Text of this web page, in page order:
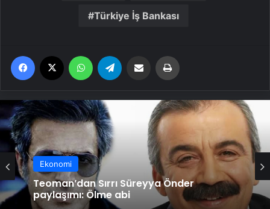
Türkiye İş Bankası
Facebook WhatsApp Email'den paylaş
Ekonomi
Teoman’dan Sırrı Süreyya Önder
paylaşımı: Ölme abi